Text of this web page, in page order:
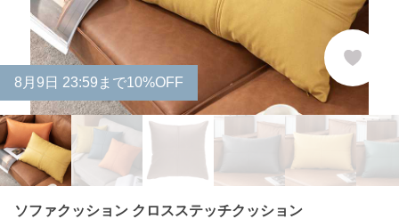
8 月 9 日 23:59まで10%OFF
ソファクッション クロスステッチクッション